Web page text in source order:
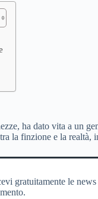
ha dato vita a un
la finzione e la
gratuitamente le